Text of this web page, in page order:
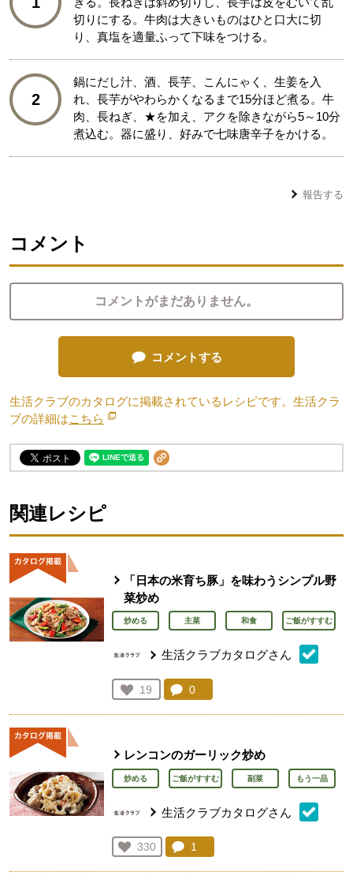
切りにする。牛肉は大きいものはひと口大に切
り、真塩を適量ふって下味をつける。
2
鍋にだし汁、酒、長芋、こんにゃく、生姜を入
れ、長芋がやわらかくなるまで15分ほど煮る。牛
肉、長ねぎ、★を加え、アクを除きながら5～10分
煮込む。器に盛り、好みで七味唐辛子をかける。
報告する
コメント
コメントがまだありません。
コメントする
生活クラブのカタログに掲載されているレシピです。生活クラ
ブの詳細はこちら 別のウィンドウで開きます。
関連レシピ
「日本の米育ち豚」を味わうシンプル野
菜炒め
炒める 主菜 和食 ご飯がすすむ
生活クラブカタログさん
お気に入り登録：
19
人が登録
コメント：
0
レンコンのガーリック炒め
炒める ご飯がすすむ 副菜 もう一品
生活クラブカタログさん
お気に入り登録：
330
人が登録
コメント：
1